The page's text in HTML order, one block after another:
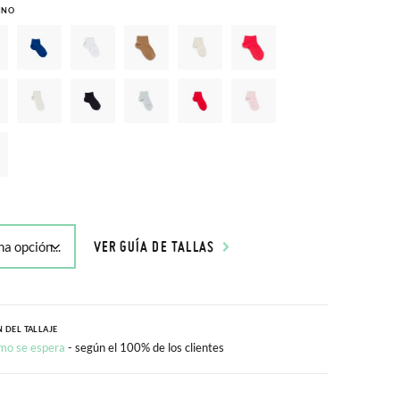
VER GUÍA DE TALLAS
DEL TALLAJE
se espera - según el 100% de los clientes